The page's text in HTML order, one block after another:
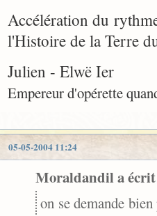
Accélération du
l'Histoire de la Terre
Julien - Elwë Ier
Empereur d'opérette
05-05-2004 11:24
Moraldandil a
on se demande